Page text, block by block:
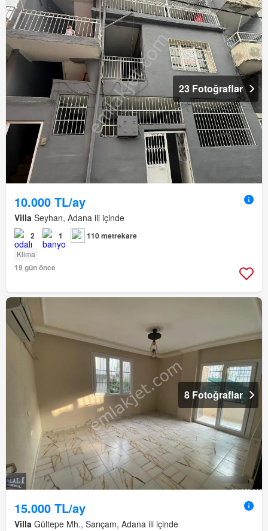
23 Fotoğraflar
10.000 TL/ay
Villa Seyhan, Adana ili içinde
2 1 110 metrekare
Klima
19 gün önce
8 Fotoğraflar
15.000 TL/ay
Villa Gültepe Mh., Sarıçam, Adana ili içinde